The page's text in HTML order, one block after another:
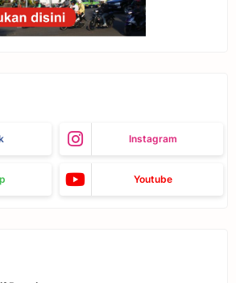
Instagram
Youtube